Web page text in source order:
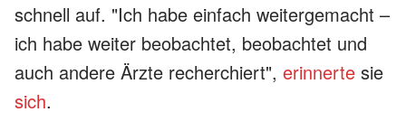
schnell auf. "Ich habe einfach weitergemacht –
ich habe weiter beobachtet, beobachtet und
auch andere Ärzte recherchiert", erinnerte sie
sich.